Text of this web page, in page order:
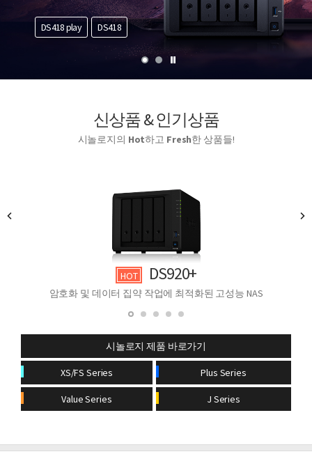
DS418 play DS418
신상품 & 인기상품
시놀로지의 Hot하고 Fresh한 상품들!
HOT DS920+
암호화 및 데이터 집약 작업에 최적화된 고성능 NAS
시놀로지 제품 바로가기
XS/FS Series Plus Series
Value Series J Series